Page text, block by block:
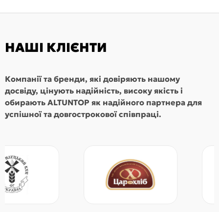
НАШІ КЛІЄНТИ
Компанії та бренди, які довіряють нашому
досвіду, цінують надійність, високу якість і
обирають ALTUNTOP як надійного партнера для
успішної та довгострокової співпраці.